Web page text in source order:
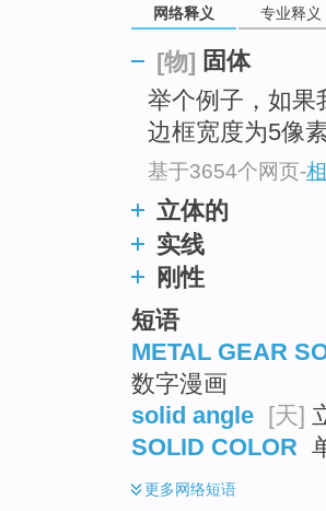
网络释义 专业释义
[物] 固体
举个例子，如果
边框宽度为5像
基于3654个网页-
立体的
实线
刚性
短语
METAL GEAR
数字漫画
solid angle [天]
SOLID COLOR
更多网络短语